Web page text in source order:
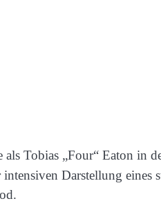
Tobias „Four“ Eaton in
Darstellung eines